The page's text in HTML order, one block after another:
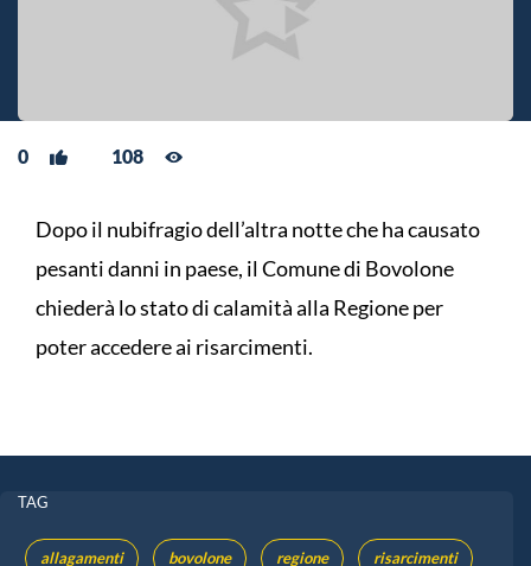
0 108
Dopo il nubifragio dell’altra notte che ha causato
pesanti danni in paese, il Comune di Bovolone
chiederà lo stato di calamità alla Regione per
poter accedere ai risarcimenti.
TAG
allagamenti bovolone regione risarcimenti